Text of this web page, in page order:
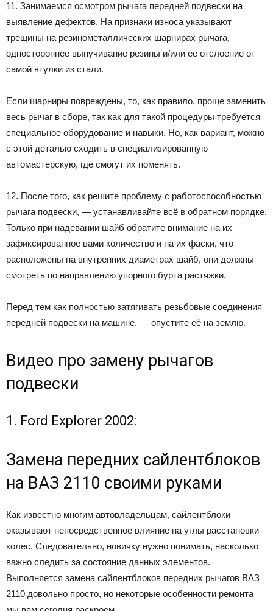
11. Занимаемся осмотром рычага передней подвески на
выявление дефектов. На признаки износа указывают
трещины на резинометаллических шарнирах рычага,
одностороннее выпучивание резины и/или её отслоение от
самой втулки из стали.
Если шарниры повреждены, то, как правило, проще заменить
весь рычаг в сборе, так как для такой процедуры требуется
специальное оборудование и навыки. Но, как вариант, можно
с этой деталью сходить в специализированную
автомастерскую, где смогут их поменять.
12. После того, как решите проблему с работоспособностью
рычага подвески, — устанавливайте всё в обратном порядке.
Только при надевании шайб обратите внимание на их
зафиксированное вами количество и на их фаски, что
расположены на внутренних диаметрах шайб, они должны
смотреть по направлению упорного бурта растяжки.
Перед тем как полностью затягивать резьбовые соединения
передней подвески на машине, — опустите её на землю.
Видео про замену рычагов
подвески
1. Ford Explorer 2002:
Замена передних сайлентблоков
на ВАЗ 2110 своими руками
Как известно многим автовладельцам, сайлентблоки
оказывают непосредственное влияние на углы расстановки
колес. Следовательно, новичку нужно понимать, насколько
важно следить за состояние данных элементов.
Выполняется замена сайлентблоков передних рычагов ВАЗ
2110 довольно просто, но некоторые особенности ремонта